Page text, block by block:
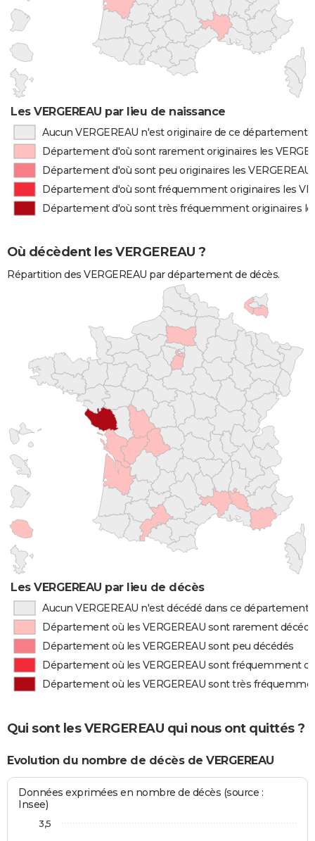
Les VERGEREAU par lieu de naissance
Aucun VERGEREAU n'est originaire de ce département
Département d'où sont rarement originaires les
Département d'où sont peu originaires les VERGEREAU
Département d'où sont fréquemment originaires les
Département d'où sont très fréquemment originaires
Où décèdent les VERGEREAU ?
Répartition des VERGEREAU par département de décès.
Les VERGEREAU par lieu de décès
Aucun VERGEREAU n'est décédé dans ce département
Département où les VERGEREAU sont rarement
Département où les VERGEREAU sont peu décédés
Département où les VERGEREAU sont fréquemment
Département où les VERGEREAU sont très
Qui sont les VERGEREAU qui nous ont quittés ?
Evolution du nombre de décès de VERGEREAU
Données exprimées en nombre de décès (source :
Insee)
3,5